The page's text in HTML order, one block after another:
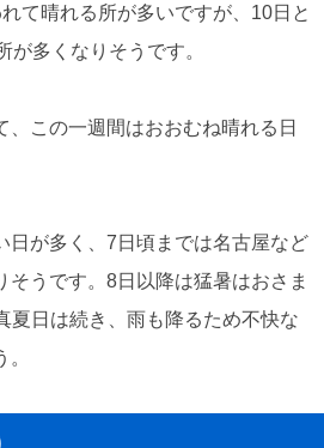
て晴れる所が多いですが、10日と
が多くなりそうです。
、この一週間はおおむね晴れる日
日が多く、7日頃までは名古屋など
そうです。8日以降は猛暑はおさま
夏日は続き、雨も降るため不快な